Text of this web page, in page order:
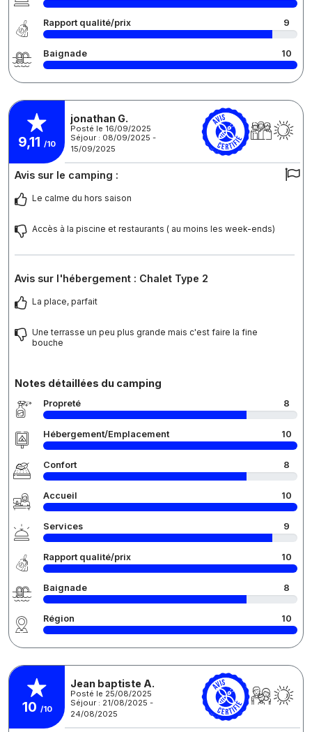
Rapport qualité/prix 9
Baignade 10
9,11 /10
jonathan G.
Posté le 16/09/2025
Séjour : 08/09/2025 -
15/09/2025
Avis sur le camping :
Le calme du hors saison
Accès à la piscine et restaurants ( au moins les week-ends)
Avis sur l'hébergement : Chalet Type 2
La place, parfait
Une terrasse un peu plus grande mais c'est faire la fine
bouche
Notes détaillées du camping
Propreté 8
Hébergement/Emplacement 10
Confort 8
Accueil 10
Services 9
Rapport qualité/prix 10
Baignade 8
Région 10
10 /10
Jean baptiste A.
Posté le 25/08/2025
Séjour : 21/08/2025 -
24/08/2025